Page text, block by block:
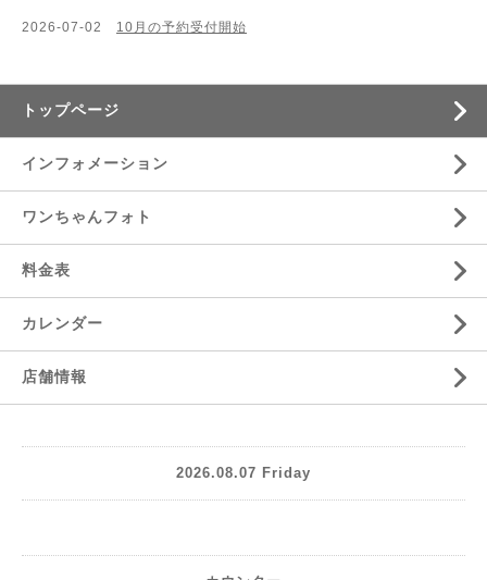
2026-07-02 10月の予約受付開始
トップページ
インフォメーション
ワンちゃんフォト
料金表
カレンダー
店舗情報
2026.08.07 Friday